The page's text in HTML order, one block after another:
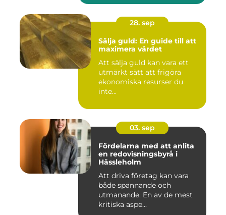
28. sep
Sälja guld: En guide till att
maximera värdet
Att sälja guld kan vara ett
utmärkt sätt att frigöra
ekonomiska resurser du
inte...
03. sep
Fördelarna med att anlita
en redovisningsbyrå i
Hässleholm
Att driva företag kan vara
både spännande och
utmanande. En av de mest
kritiska aspe...